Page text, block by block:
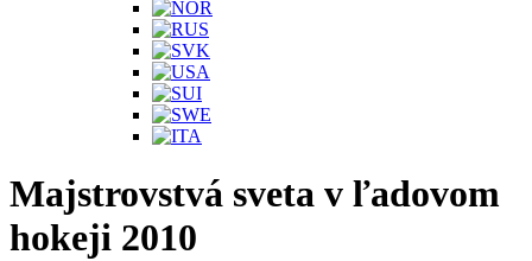
Majstrovstvá sveta v ľadovom
hokeji 2010